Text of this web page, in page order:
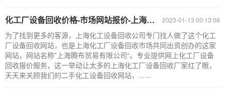
2023-01-13 00:13:08
化工厂设备回收价格-市场网站报价-上海化工设备回收厂家
为了找到更多的客源，上海化工设备回收公司专门找人做了这个化工
厂设备回收网站，也是上海化工厂设备回收市场共同出资创办的这家
网站，网站名称”上海腾布贸易有限公司“。专业提供网上化工厂设备
回收报价服务，这一举动让太多的上海化工厂设备回收厂家红了眼，
天天来关顾我们的二手化工设备回收网站，......